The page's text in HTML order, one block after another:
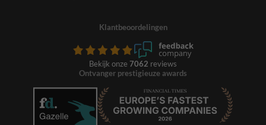
Klantbeoordelingen
Bekijk onze 7062 reviews
Ontvanger prestigieuze awards